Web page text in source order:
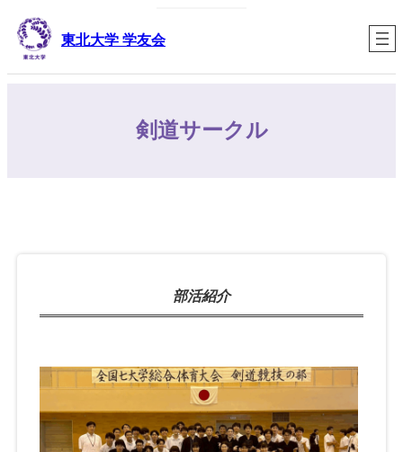
容
東北大学 学友会
剣道サークル
部活紹介